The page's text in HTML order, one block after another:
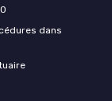
dans